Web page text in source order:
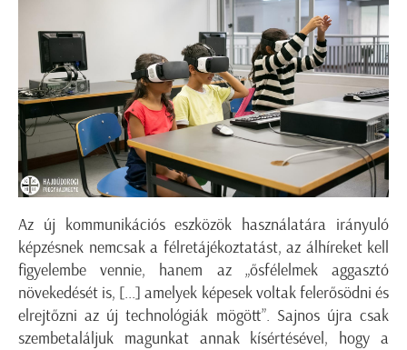
Az új kommunikációs eszközök használatára irányuló
képzésnek nemcsak a félretájékoztatást, az álhíreket kell
figyelembe vennie, hanem az „ősfélelmek aggasztó
növekedését is, [...] amelyek képesek voltak felerősödni és
elrejtőzni az új technológiák mögött”. Sajnos újra csak
szembetaláljuk magunkat annak kísértésével, hogy a